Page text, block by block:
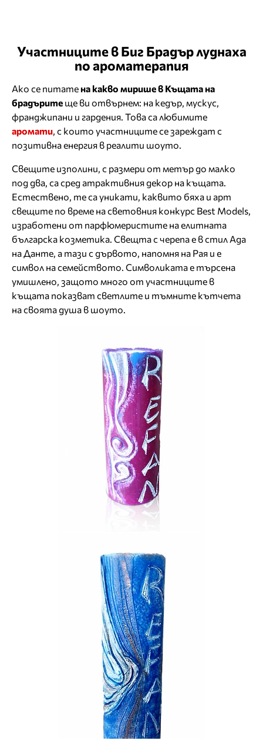
Участниците в Биг Брадър луднаха
по ароматерапия
Ако се питате на какво мирише в Къщата на
брадърите ще ви отвърнем: на кедър, мускус,
франджипани и гардения. Това са любимите
аромати , с които участниците се зареждат с
позитивна енергия в реалити шоуто.
Свещите изполини, с размери от метър до малко
под два, са сред атрактивния декор на къщата.
Естествено, те са уникати, каквито бяха и арт
свещите по време на световния конкурс Best Models,
изработени от парфюмеристите на елитната
българска козметика. Свещта с черепа е в стил Ада
на Данте, а тази с дървото, напомня на Рая и е
символ на семейството. Символиката е търсена
умишлено, защото много от участниците в
къщата показват светлите и тъмните кътчета
на своята душа в шоуто.